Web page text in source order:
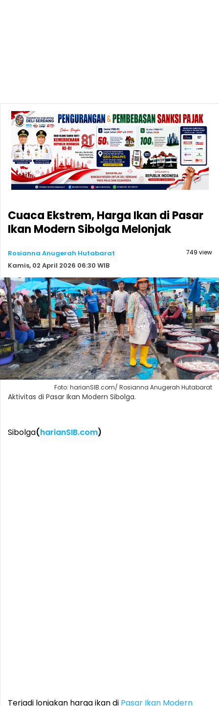
Cuaca Ekstrem, Harga Ikan di Pasar
Ikan Modern Sibolga Melonjak
Rosianna Anugerah Hutabarat
Kamis, 02 April 2026 06:30 WIB
749 view
Foto: harianSIB.com/ Rosianna Anugerah Hutabarat
Aktivitas di Pasar Ikan Modern Sibolga.
Sibolga(harianSIB.com)
Terjadi lonjakan harga ikan di Pasar Ikan Modern